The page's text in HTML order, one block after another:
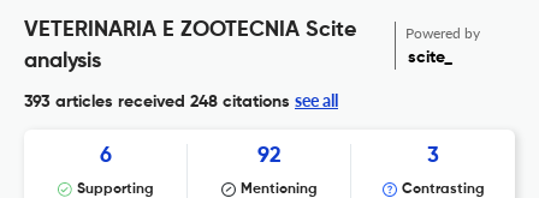
VETERINARIA E ZOOTECNIA Scite
analysis
Powered by
scite_
393 articles received 248 citations see all
6
Supporting
92
Mentioning
3
Contrasting